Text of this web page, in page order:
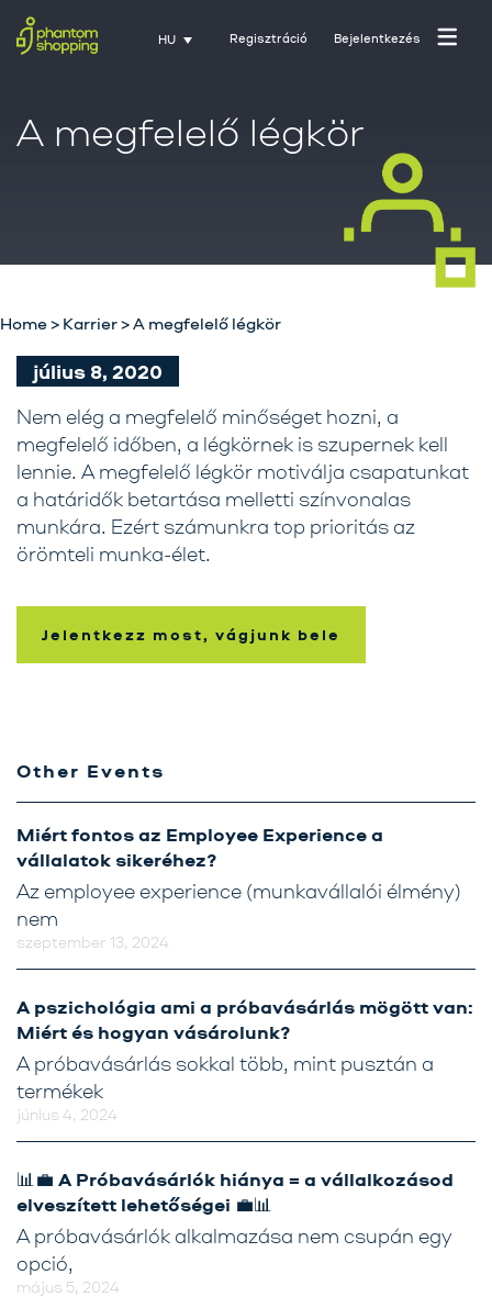
HU Regisztráció Bejelentkezés
Főoldal
Üzletágak
Szolgáltatásaink
Karrier
Tréning
Próbavásárlóknak
A megfelelő légkör
Home> Karrier>A megfelelő légkör
július 8, 2020
Nem elég a megfelelő minőséget hozni, a
megfelelő időben, a légkörnek is szupernek kell
lennie. A megfelelő légkör motiválja csapatunkat
a határidők betartása melletti színvonalas
munkára. Ezért számunkra top prioritás az
örömteli munka-élet.
Jelentkezz most, vágjunk bele
Other Events
Miért fontos az Employee Experience a
vállalatok sikeréhez?
szeptember 13, 2024
Az employee experience (munkavállalói élmény)
nem
A pszichológia ami a próbavásárlás mögött van:
Miért és hogyan vásárolunk?
június 4, 2024
A próbavásárlás sokkal több, mint pusztán a
termékek
📊💼 A Próbavásárlók hiánya = a vállalkozásod
elveszített lehetőségei 💼📊
május 5, 2024
A próbavásárlók alkalmazása nem csupán egy
opció,